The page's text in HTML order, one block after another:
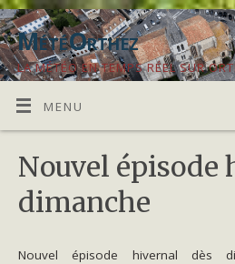
MétéOrthez
LA MÉTÉO EN TEMPS RÉEL SUR
MENU
Nouvel épisode
dimanche
Nouvel épisode hivernal dès